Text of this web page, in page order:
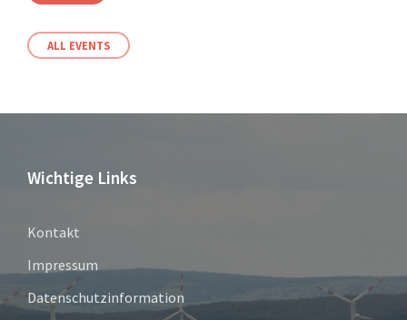
ALL EVENTS
Wichtige Links
Kontakt
Impressum
Datenschutzinformation